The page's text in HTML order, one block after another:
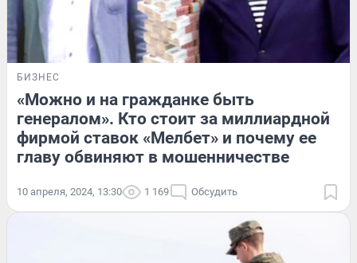
БИЗНЕС
«Можно и на гражданке быть
генералом». Кто стоит за миллиардной
фирмой ставок «Мелбет» и почему ее
главу обвиняют в мошенничестве
10 апреля, 2024, 13:30 1 169 Обсудить